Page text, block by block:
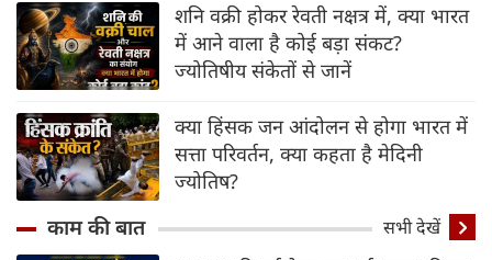
शनि वक्री होकर रेवती नक्षत्र में, क्या भारत
में आने वाला है कोई बड़ा संकट?
ज्योतिषीय संकेतों से जानें
क्या हिंसक जन आंदोलन से होगा भारत में
सत्ता परिवर्तन, क्या कहता है मेदिनी
ज्योतिष?
काम की बात सभी देखें